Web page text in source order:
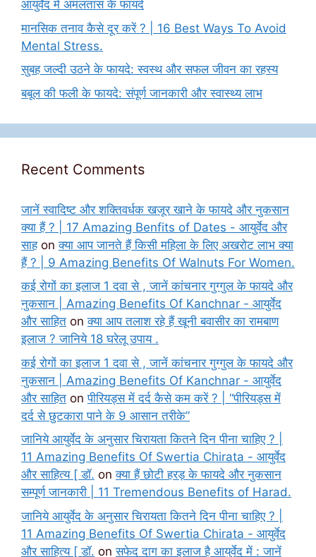
आयुर्वेद में अमलतास के फायदे
मानसिक तनाव कैसे दूर करें ? | 16 Best Ways To Avoid
Mental Stress.
सुबह जल्दी उठने के फायदे: स्वस्थ और सफल जीवन का रहस्य
बबूल की फली के फायदे: संपूर्ण जानकारी और स्वास्थ्य लाभ
Recent Comments
जानें स्वादिष्ट और शक्तिवर्धक खजूर खाने के फायदे और नुकसान
क्या हैं ? | 17 Amazing Benfits of Dates - आयुर्वेद और
साहonक्या आप जानते हैं किसी महिला के लिए अखरोट लाभ क्या
हैं ? | 9 Amazing Benefits Of Walnuts For Women.
कई रोगों का इलाज 1 दवा से , जानें कांचनार गुग्गुल के फायदे और
नुकसान | Amazing Benefits Of Kanchnar - आयुर्वेद
और साहित onक्या आप तलाश रहे हैं खूनी बवासीर का रामबाण
इलाज ? जानिये 18 घरेलू उपाय .
कई रोगों का इलाज 1 दवा से , जानें कांचनार गुग्गुल के फायदे और
नुकसान | Amazing Benefits Of Kanchnar - आयुर्वेद
और साहित onपीरियड्स में दर्द कैसे कम करें ? | “पीरियड्स में
दर्द से छुटकारा पाने के 9 आसान तरीके”
जानिये आयुर्वेद के अनुसार चिरायता कितने दिन पीना चाहिए ? |
11 Amazing Benefits Of Swertia Chirata - आयुर्वेद
और साहित्य [ डॉ. onक्या हैं छोटी हरड़ के फायदे और नुकसान
सम्पूर्ण जानकारी | 11 Tremendous Benefits of Harad.
जानिये आयुर्वेद के अनुसार चिरायता कितने दिन पीना चाहिए ? |
11 Amazing Benefits Of Swertia Chirata - आयुर्वेद
और साहित्य [ डॉ. onसफेद दाग का इलाज है आयुर्वेद में : जानें